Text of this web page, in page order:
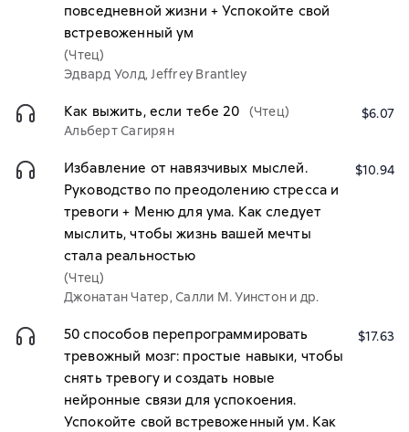
повседневной жизни + Успокойте свой
встревоженный ум
(Чтец)
Эдвард Уолд, Jeffrey Brantley
Как выжить, если тебе 20
(Чтец)
Альберт Сагирян
$6.07
Избавление от навязчивых мыслей.
Руководство по преодолению стресса и
тревоги + Меню для ума. Как следует
мыслить, чтобы жизнь вашей мечты
стала реальностью
(Чтец)
Джонатан Чатер, Салли М. Уинстон и др.
$10.94
50 способов перепрограммировать
тревожный мозг: простые навыки, чтобы
снять тревогу и создать новые
нейронные связи для успокоения.
Успокойте свой встревоженный ум. Как
$17.63